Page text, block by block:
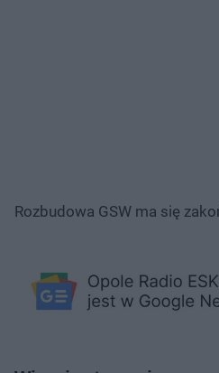
Rozbudowa GSW ma się